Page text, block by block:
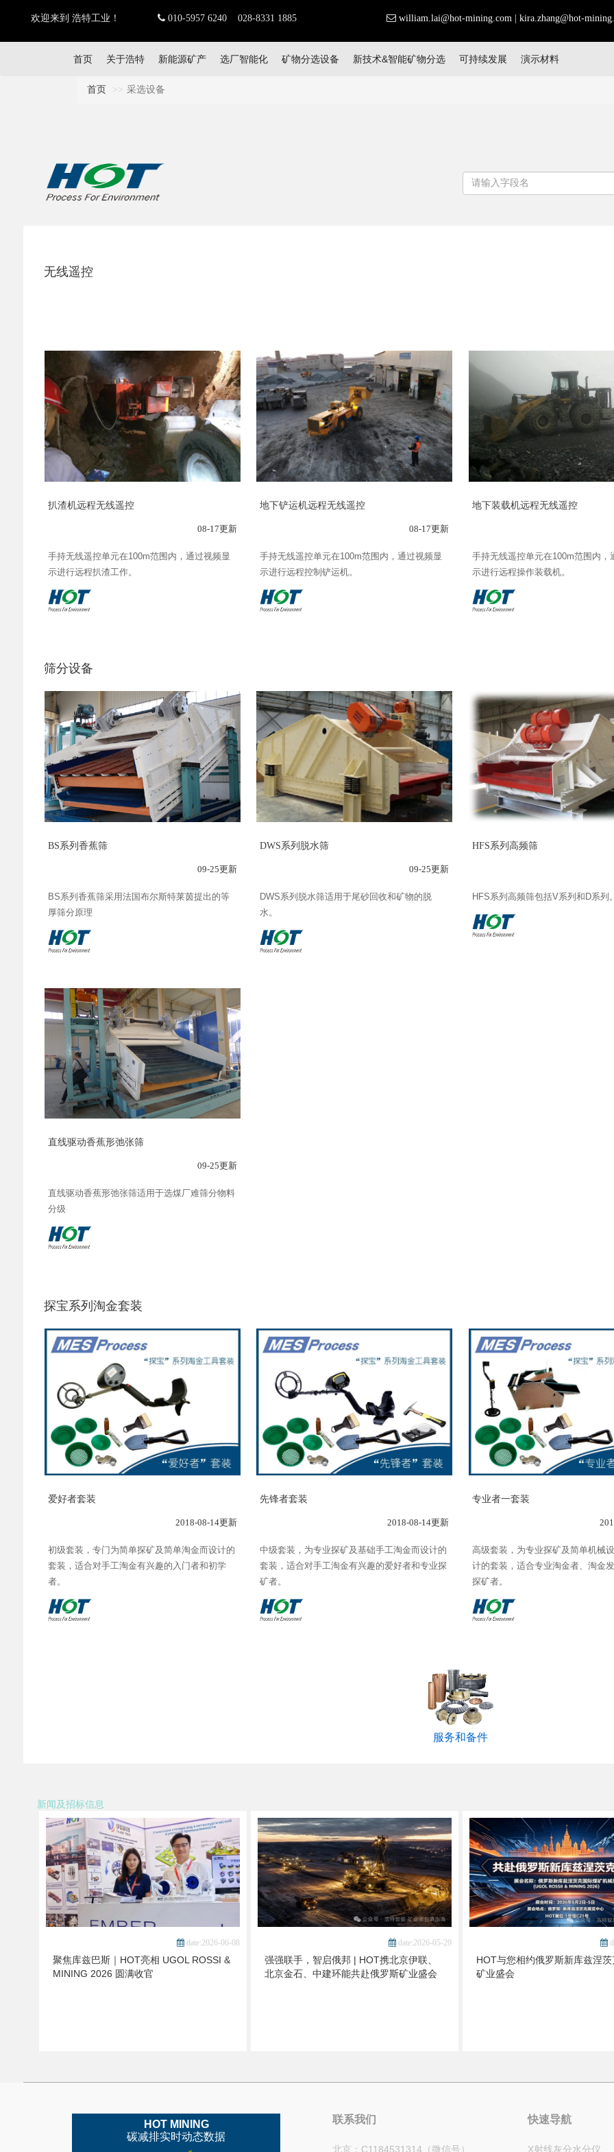
欢迎来到 浩特工业！ 010-5957 6240 028-8331 1885 william.lai@hot-mining.com| kira.zhang@hot-
首页 关于浩特 新能源矿产 选厂智能化 矿物分选设备 新技术&智能矿物分选 可持续发展 演示材料
首页 采选设备
无线遥控
扒渣机远程无线遥控
08-17更新
手持无线遥控单元在100m范围内，通过视频显
示进行远程扒渣工作。
地下铲运机远程无线遥控
08-17更新
手持无线遥控单元在100m范围内，通过视频显
示进行远程控制铲运机。
地下装载机远程无线遥控
手持无线遥控单元在100m范围内，
示进行远程操作装载机。
筛分设备
BS系列香蕉筛
09-25更新
BS系列香蕉筛采用法国布尔斯特莱茵提出的等
厚筛分原理
DWS系列脱水筛
09-25更新
DWS系列脱水筛适用于尾砂回收和矿物的脱
水。
HFS系列高频筛
HFS系列高频筛包括V系列和D系列
直线驱动香蕉形弛张筛
09-25更新
直线驱动香蕉形弛张筛适用于选煤厂难筛分物料
分级
探宝系列淘金套装
爱好者套装
2018-08-14更新
初级套装，专门为简单探矿及简单淘金而设计的
套装，适合对手工淘金有兴趣的入门者和初学
者。
先锋者套装
2018-08-14更新
中级套装，为专业探矿及基础手工淘金而设计的
套装，适合对手工淘金有兴趣的爱好者和专业探
矿者。
专业者一套装
高级套装，为专业探矿及简单机械
计的套装，适合专业淘金者、淘金
探矿者。
服务和备件
新闻及招标信息
date:2026-06-08
聚焦库兹巴斯｜HOT亮相 UGOL ROSSI &
MINING 2026 圆满收官
date:2026-05-29
强强联手，智启俄邦 | HOT携北京伊联、
北京金石、中建环能共赴俄罗斯矿业盛会
HOT与您相约俄罗斯新库兹涅
矿业盛会
HOT MINING
碳减排实时动态数据
联系我们
北京：C1184531314（微信号）
快速导航
X射线灰分水分仪